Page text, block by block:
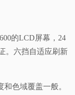
的LCD屏幕，24
。六挡自适应刷新
和色域覆盖一般。